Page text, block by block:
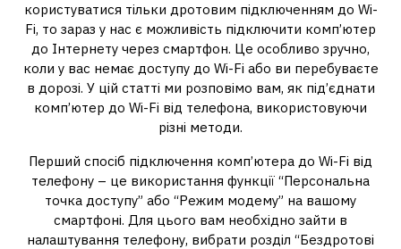
користуватися тільки дротовим підключенням до Wi-
Fi, то зараз у нас є можливість підключити комп’ютер
до Інтернету через смартфон. Це особливо зручно,
коли у вас немає доступу до Wi-Fi або ви перебуваєте
в дорозі. У цій статті ми розповімо вам, як під’єднати
комп’ютер до Wi-Fi від телефона, використовуючи
різні методи.
Перший спосіб підключення комп’ютера до Wi-Fi від
телефону – це використання функції “Персональна
точка доступу” або “Режим модему” на вашому
смартфоні. Для цього вам необхідно зайти в
налаштування телефону, вибрати розділ “Бездротові